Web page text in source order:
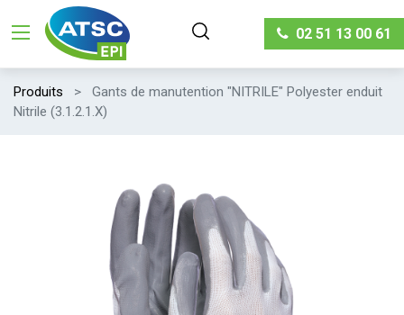
02 51 13 00 61
Produits
Gants de manutention "NITRILE" Polyester enduit
Nitrile (3.1.2.1.X)